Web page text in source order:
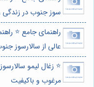
سوز جنوب در زندگی
راهنمای جامع ⭐️
عالی از سالارسوز
⭐️ زغال لیمو
مرغوب و باکیفیت